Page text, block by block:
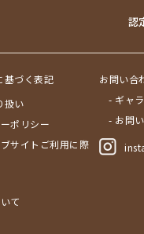
認
基づく表記
扱い
ポリシー
サイトご利用に際
て
お問い合
- ギャ
- お問